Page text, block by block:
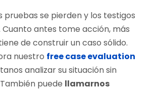
pruebas se pierden y los testigos
antes tome acción, más
de construir un caso sólido.
nuestro free case evaluation
analizar su situación sin
puede llamarnos